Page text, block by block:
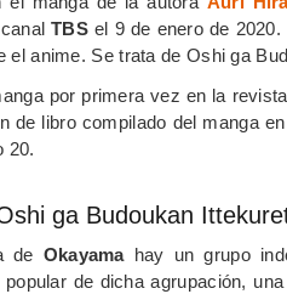
canalTBSel 9 de enero de
el anime. Se trata de Oshi ga
por primera vez en la revista
de libro compilado del manga
20.
ga Budoukan
de Okayamahay un grupo
popular de dicha agrupación,